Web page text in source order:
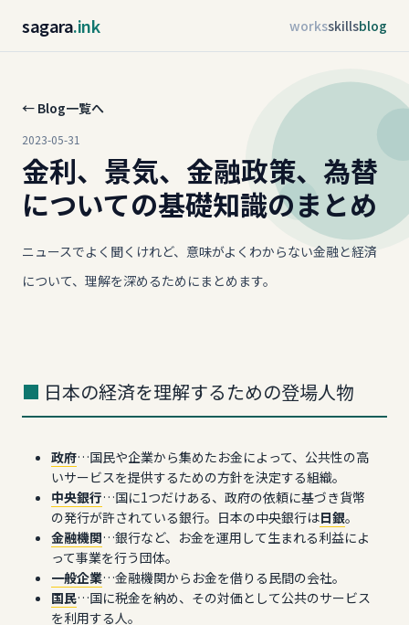
sagara.ink worksskillsblog
← Blog一覧へ
2023-05-31
金利、景気、金融政策、為替
についての基礎知識のまとめ
ニュースでよく聞くけれど、意味がよくわからない金融と経済
について、理解を深めるためにまとめます。
日本の経済を理解するための登場人物
政府…国民や企業から集めたお金によって、公共性の高
いサービスを提供するための方針を決定する組織。
中央銀行…国に1つだけある、政府の依頼に基づき貨幣
の発行が許されている銀行。日本の中央銀行は日銀。
金融機関…銀行など、お金を運用して生まれる利益によ
って事業を行う団体。
一般企業…金融機関からお金を借りる民間の会社。
国民…国に税金を納め、その対価として公共のサービス
を利用する人。